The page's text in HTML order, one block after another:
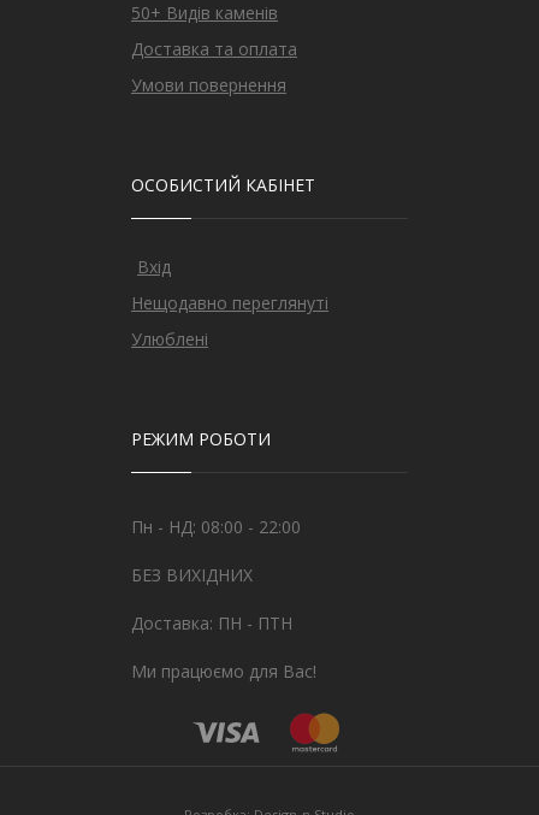
50+ Видів каменів
Доставка та оплата
Умови повернення
ОСОБИСТИЙ КАБІНЕТ
Вхід
Нещодавно переглянуті
Улюблені
РЕЖИМ РОБОТИ
Пн - НД: 08:00 - 22:00
БЕЗ ВИХІДНИХ
Доставка: ПН - ПТН
Ми працюємо для Вас!